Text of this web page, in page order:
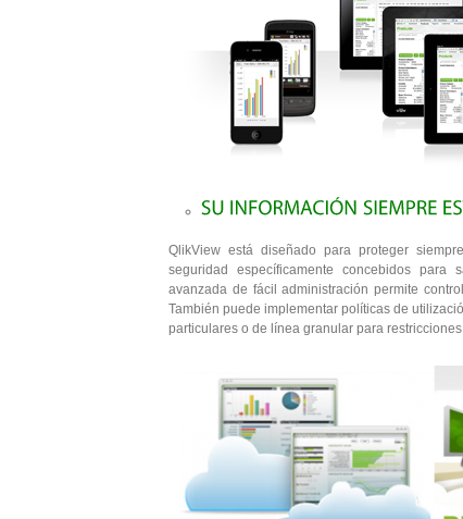
QlikView está diseñado para proteger
seguridad específicamente concebidos para
avanzada de fácil administración permite
También puede implementar políticas de
particulares o de línea granular para